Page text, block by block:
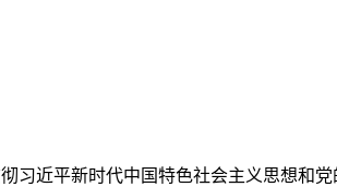
习近平新时代中国特色社会主义思想和